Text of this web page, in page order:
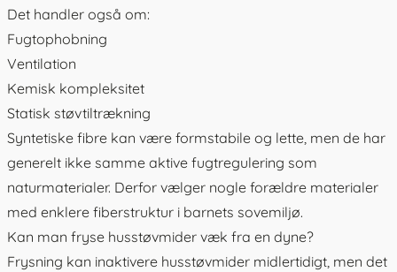
Det handler også om:
Fugtophobning
Ventilation
Kemisk kompleksitet
Statisk støvtiltrækning
Syntetiske fibre kan være formstabile og lette, men de har
generelt ikke samme aktive fugtregulering som
naturmaterialer. Derfor vælger nogle forældre materialer
med enklere fiberstruktur i barnets sovemiljø.
Kan man fryse husstøvmider væk fra en dyne?
Frysning kan inaktivere husstøvmider midlertidigt, men det